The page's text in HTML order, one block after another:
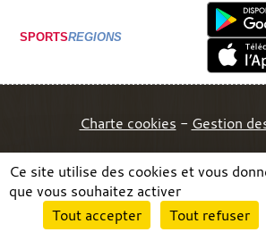
SPORTSREGIONS
Charte cookies Gestion
Envie de participer ?
Ce site utilise des cookies et vous
que vous souhaitez activer
Tout accepter
Tout refuser